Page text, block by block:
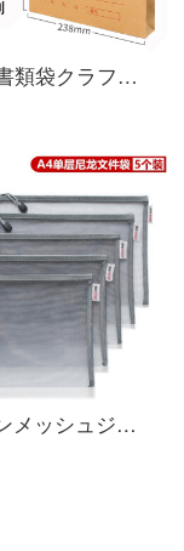
50個の書類袋クラフト紙250 g厚くて、A 4の書類袋のペーパーペーパーペーパーペーパーペーパーペーパーペーパーペーパーペーパーペーパーペーパーの入札案袋の大容量は50個です。厚さは250 g/底幅は4 cmです。
ナイロンメッシュジッパー袋の書類袋の答案用紙袋の透明シンプロ試験ナイロンの筆袋の網糸収納袋の化粧バッグの教科袋A 4灰色/5個は単層を詰めます。